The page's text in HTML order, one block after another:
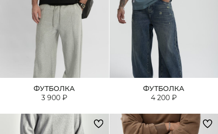
ФУТБОЛКА
3 900 ₽
ФУТБОЛКА
4 200 ₽